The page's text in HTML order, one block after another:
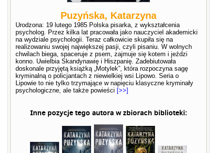
Puzyńska, Katarzyna
Urodzona: 19 lutego 1985 Polska pisarka, z wykształcenia
psycholog. Przez kilka lat pracowała jako nauczyciel akademicki
na wydziale psychologii. Teraz całkowicie skupiła się na
realizowaniu swojej największej pasji, czyli pisaniu. W wolnych
chwilach biega, spaceruje z psem, zajmuje się kotem i jeździ
konno. Uwielbia Skandynawię i Hiszpanię. Zadebiutowała
doskonale przyjętą książką „Motylek”, która rozpoczyna sagę
kryminalną o policjantach z niewielkiej wsi Lipowo. Seria o
Lipowie to nie tylko trzymające w napięciu klasyczne kryminały
psychologiczne, ale także powieści [>>]
Inne pozycje tego autora w zbiorach biblioteki: